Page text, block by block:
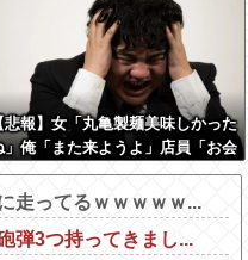
悲報】女「丸亀製麺美味しかった
」俺「また来ようよ」店員「お会
2380円になりまーす」→その後
こう』なったんだが俺悪くないよ
？？？？？？？？
走ってるｗｗｗｗｗ...
弾3つ持ってきまし...